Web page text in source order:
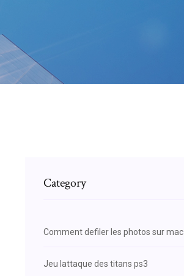
Category
Comment defiler les photos sur mac
Jeu lattaque des titans ps3